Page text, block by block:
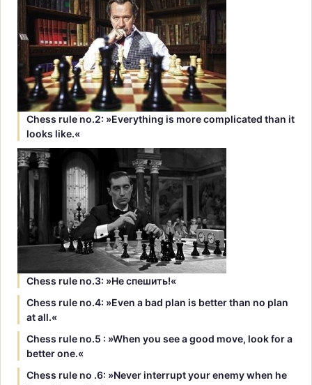
Chess rule no.2: »Everything is more complicated than it
looks like.«
Chess rule no.3: »Hе спешить!«
Chess rule no.4: »Even a bad plan is better than no plan
at all.«
Chess rule no.5 : »When you see a good move, look for a
better one.«
Chess rule no .6: »Never interrupt your enemy when he